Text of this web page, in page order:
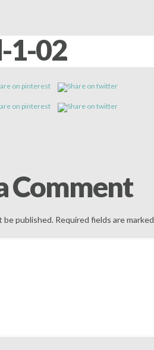
1-02
Comment
be published. Required fields are marked